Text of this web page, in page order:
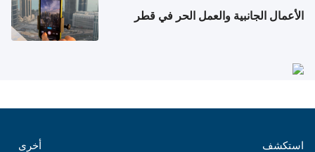
الأعمال الجانبية والعمل الحر في قطر
استكشف أخرى